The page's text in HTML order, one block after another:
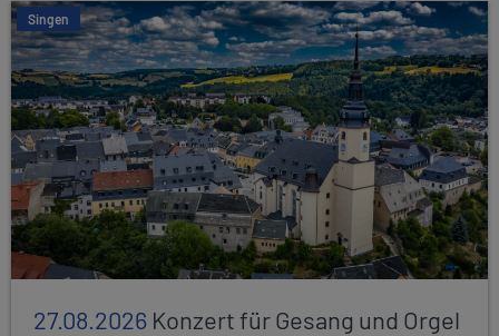
Singen
27.08.2026 Konzert für Gesang und Orgel